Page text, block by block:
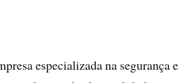
especializada na segurança e